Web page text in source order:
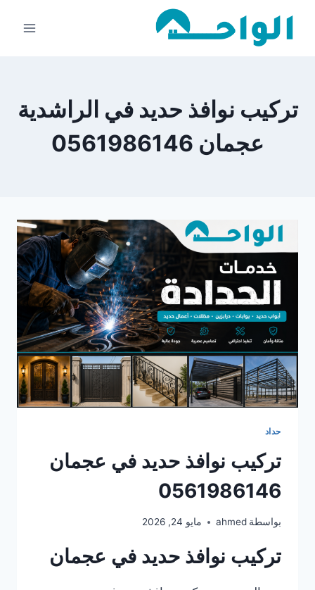
تركيب نوافذ حديد في الراشدية
عجمان 0561986146
حداد
تركيب نوافذ حديد في عجمان
0561986146
بواسطة ahmed مايو 24, 2026
تركيب نوافذ حديد في عجمان